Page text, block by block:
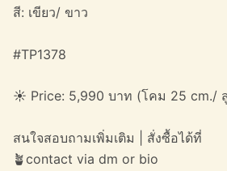
สี: เขียว/ ขาว
#TP1378
☀️ Price: 5,990 บาท (โคม 25 cm./ สู
สนใจสอบถามเพิ่มเติม | สั่งซื้อได้ที่
🪴contact via dm or bio